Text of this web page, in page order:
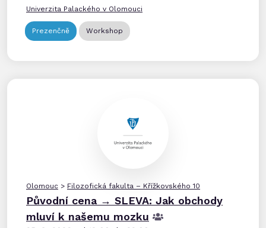
Univerzita Palackého v Olomouci
Prezenčně Workshop
Olomouc > Filozofická fakulta – Křížkovského 10
Původní cena → SLEVA: Jak obchody
mluví k našemu mozku